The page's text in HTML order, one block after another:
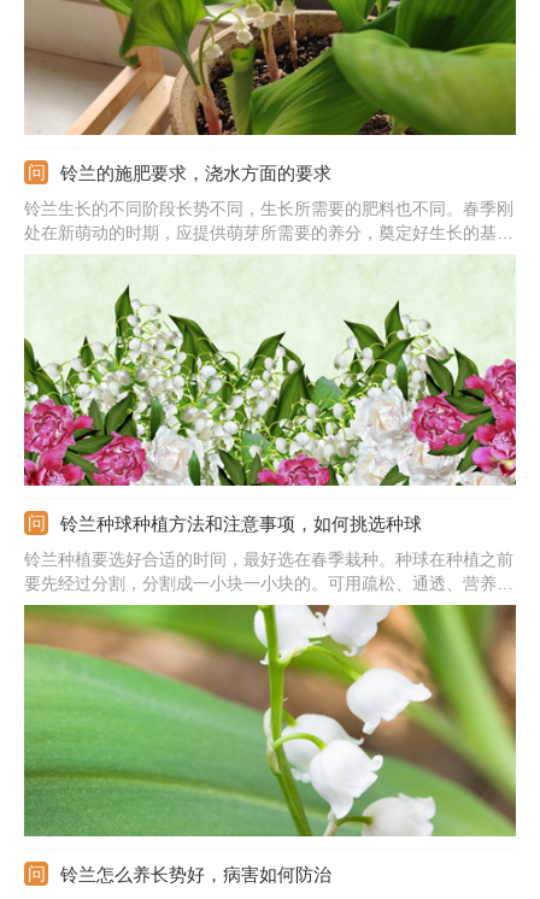
铃兰的施肥要求，浇水方面的要求
铃兰生长的不同阶段长势不同，生长所需要的肥料也不同。春季刚
处在新萌动的时期，应提供萌芽所需要的养分，奠定好生长的基
础。铃兰生长旺盛时期一定注意好施肥，每隔两三周施肥一次，主
要是以氮磷钾肥为主，还可以适当添加有机肥。花蕾孕育期追施一
次肥料，主要以磷钾肥为主，花朵凋谢后追施一次液肥。
铃兰种球种植方法和注意事项，如何挑选种球
铃兰种植要选好合适的时间，最好选在春季栽种。种球在种植之前
要先经过分割，分割成一小块一小块的。可用疏松、通透、营养的
微酸性土壤，使用前要先消毒杀菌，种植之前在土壤上挖出小坑。
将处理好的小块茎埋到土中，上面覆盖上一层薄薄的土壤，种植后
要注意好养护管理，可以利于后期的生长。
铃兰怎么养长势好，病害如何防治